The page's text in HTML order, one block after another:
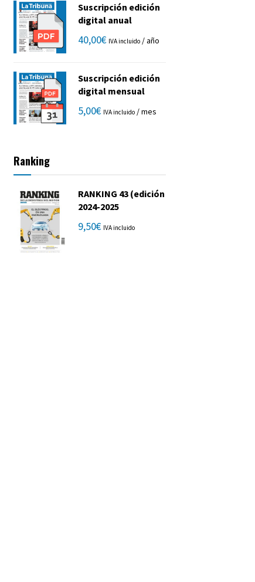
Suscripción edición
digital anual
40,00€ IVA incluido / año
Suscripción edición
digital mensual
5,00€ IVA incluido / mes
Ranking
RANKING 43 (edición
2024-2025
9,50€ IVA incluido